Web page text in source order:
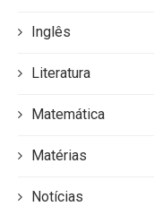
Inglês
Literatura
Matemática
Matérias
Notícias